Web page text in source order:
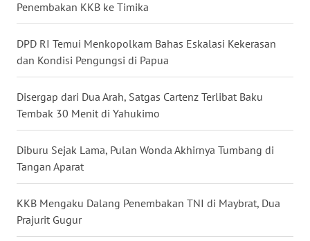
Penembakan KKB ke Timika
DPD RI Temui Menkopolkam Bahas Eskalasi Kekerasan
dan Kondisi Pengungsi di Papua
Disergap dari Dua Arah, Satgas Cartenz Terlibat Baku
Tembak 30 Menit di Yahukimo
Diburu Sejak Lama, Pulan Wonda Akhirnya Tumbang di
Tangan Aparat
KKB Mengaku Dalang Penembakan TNI di Maybrat, Dua
Prajurit Gugur
SUMSEL
WN
BENGKULU
WN
LAMPUNG
WN
JATENG
WN
NUSANTARA